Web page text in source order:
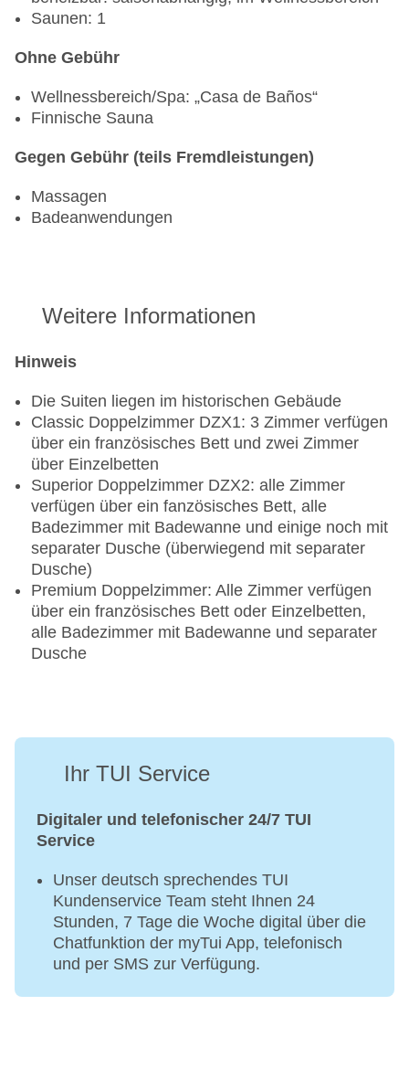
Saunen: 1
Ohne Gebühr
Wellnessbereich/Spa: „Casa de Baños“
Finnische Sauna
Gegen Gebühr (teils Fremdleistungen)
Massagen
Badeanwendungen
Weitere Informationen
Hinweis
Die Suiten liegen im historischen Gebäude
Classic Doppelzimmer DZX1: 3 Zimmer verfügen
über ein französisches Bett und zwei Zimmer
über Einzelbetten
Superior Doppelzimmer DZX2: alle Zimmer
verfügen über ein fanzösisches Bett, alle
Badezimmer mit Badewanne und einige noch mit
separater Dusche (überwiegend mit separater
Dusche)
Premium Doppelzimmer: Alle Zimmer verfügen
über ein französisches Bett oder Einzelbetten,
alle Badezimmer mit Badewanne und separater
Dusche
Ihr TUI Service
Digitaler und telefonischer 24/7 TUI
Service
Unser deutsch sprechendes TUI
Kundenservice Team steht Ihnen 24
Stunden, 7 Tage die Woche digital über die
Chatfunktion der myTui App, telefonisch
und per SMS zur Verfügung.